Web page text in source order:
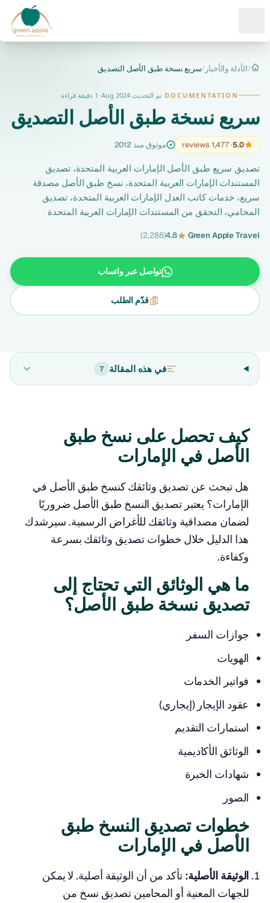
الرئيسية
/الأدلة والأخبار/سريع نسخة طبق الأصل التصديق
DOCUMENTATION
·تم التحديث Aug 2024 · 1 دقيقة قراءة
سريع نسخة طبق الأصل التصديق
5.0
· 1,477 reviews موثوق منذ 2012
تصديق سريع طبق الأصل الإمارات العربية المتحدة، تصديق
المستندات الإمارات العربية المتحدة، نسخ طبق الأصل مصدقة
سريع، خدمات كاتب العدل الإمارات العربية المتحدة، تصديق
المحامي، التحقق من المستندات الإمارات العربية المتحدة
Green Apple Travel
·
4.8
(2,288)
تواصل عبر واتساب
قدّم الطلب
في هذه المقالة 7
كيف تحصل على نسخ طبق
الأصل في الإمارات
هل تبحث عن تصديق وثائقك كنسخ طبق الأصل في
الإمارات؟ يعتبر تصديق النسخ طبق الأصل ضروريًا
لضمان مصداقية وثائقك للأغراض الرسمية. سيرشدك
هذا الدليل خلال خطوات تصديق وثائقك بسرعة
وكفاءة.
ما هي الوثائق التي تحتاج إلى
تصديق نسخة طبق الأصل؟
جوازات السفر
الهويات
فواتير الخدمات
عقود الإيجار (إيجاري)
استمارات التقديم
الوثائق الأكاديمية
شهادات الخبرة
الصور
خطوات تصديق النسخ طبق
الأصل في الإمارات
الوثيقة الأصلية: تأكد من أن الوثيقة أصلية. لا يمكن
للجهات المعنية أو المحامين تصديق نسخ من